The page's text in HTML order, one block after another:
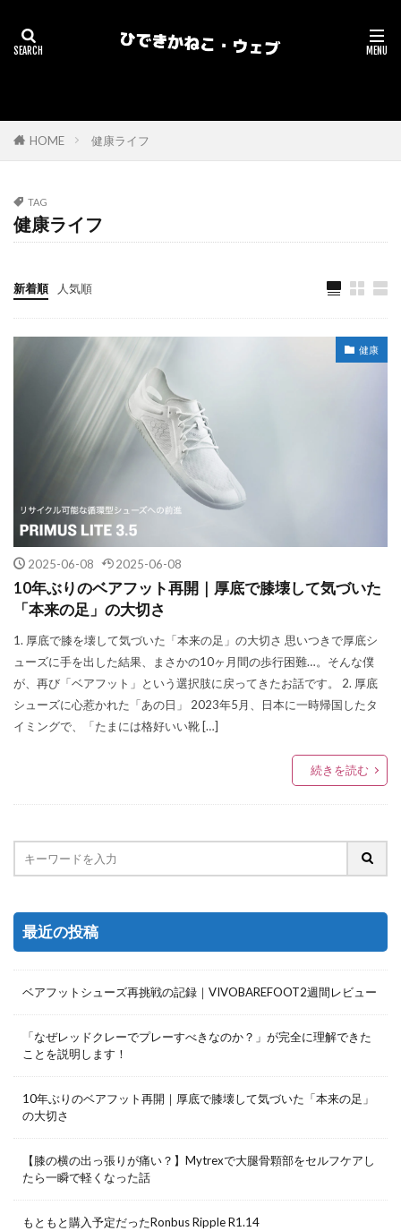
HOME 健康ライフ
TAG
健康ライフ
新着順 人気順
健康
2025-06-08 2025-06-08
10年ぶりのベアフット再開｜厚底で膝壊して気づいた
「本来の足」の大切さ
1. 厚底で膝を壊して気づいた「本来の足」の大切さ 思いつきで厚底シ
ューズに手を出した結果、まさかの10ヶ月間の歩行困難…。そんな僕
が、再び「ベアフット」という選択肢に戻ってきたお話です。 2. 厚底
シューズに心惹かれた「あの日」 2023年5月、日本に一時帰国したタ
イミングで、「たまには格好いい靴 […]
続きを読む
最近の投稿
ベアフットシューズ再挑戦の記録｜VIVOBAREFOOT2週間レビュー
「なぜレッドクレーでプレーすべきなのか？」が完全に理解できた
ことを説明します！
10年ぶりのベアフット再開｜厚底で膝壊して気づいた「本来の足」
の大切さ
【膝の横の出っ張りが痛い？】Mytrexで大腿骨顆部をセルフケアし
たら一瞬で軽くなった話
もともと購入予定だったRonbus Ripple R1.14